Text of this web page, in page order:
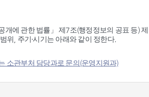
개에 관한 법률」 제7조(행정정보의 공표 등)
위, 주기·시기는 아래와 같이 정한다.
소관부처 담당과로 문의(운영지원과)